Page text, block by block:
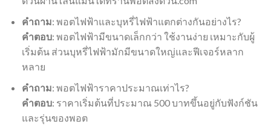
คำถาม: พอตไฟฟ้าและบุหรี่ไฟฟ้าแตกต่างกันอย่างไร?
คำตอบ: พอตไฟฟ้ามีขนาดเล็กกว่า ใช้งานง่าย เหมาะกับผู้
เริ่มต้น ส่วนบุหรี่ไฟฟ้ามักมีขนาดใหญ่และฟีเจอร์หลาก
หลาย
คำถาม: พอตไฟฟ้าราคาประมาณเท่าไร?
คำตอบ: ราคาเริ่มต้นที่ประมาณ 500 บาทขึ้นอยู่กับฟังก์ชัน
และรุ่นของพอต